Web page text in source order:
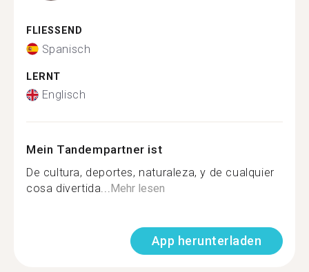
FLIESSEND
Spanisch
LERNT
Englisch
Mein Tandempartner ist
De cultura, deportes, naturaleza, y de cualquier
cosa divertida...Mehr lesen
App herunterladen